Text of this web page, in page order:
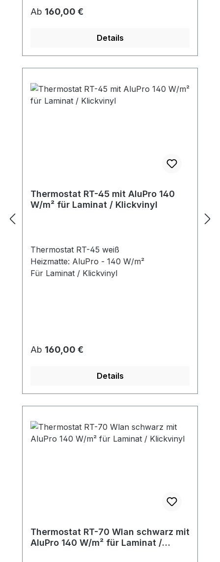
Regulärer Preis:
Ab 160,00 €
Details
Thermostat RT-45 mit AluPro 140
W/m² für Laminat / Klickvinyl
Thermostat RT-45 weiß
Heizmatte: AluPro - 140 W/m²
Für Laminat / Klickvinyl
Regulärer Preis:
Ab 160,00 €
Details
Thermostat RT-70 Wlan schwarz mit
AluPro 140 W/m² für Laminat /